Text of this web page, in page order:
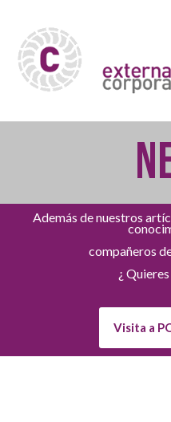
Además de nuestros
compañeros
¿
Visita a